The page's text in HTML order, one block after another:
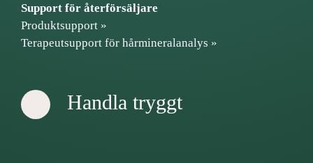
Support för återförsäljare
Produktsupport »
Terapeutsupport för hårmineralanalys »
Handla tryggt